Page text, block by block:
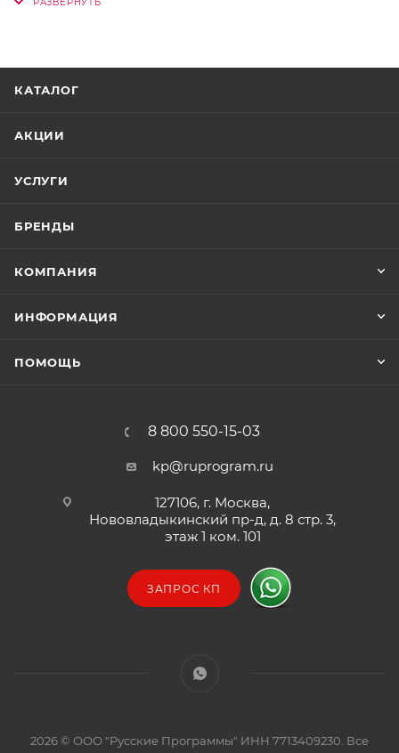
принтеров и других периферийных устройств.
КАТАЛОГ
АКЦИИ
УСЛУГИ
БРЕНДЫ
КОМПАНИЯ
ИНФОРМАЦИЯ
ПОМОЩЬ
8 800 550-15-03
kp@ruprogram.ru
127106, г. Москва,
Нововладыкинский пр-д, д. 8 стр. 3,
этаж 1 ком. 101
ЗАПРОС КП
2026 © ООО "Русские Программы" ИНН 7713409230. Все